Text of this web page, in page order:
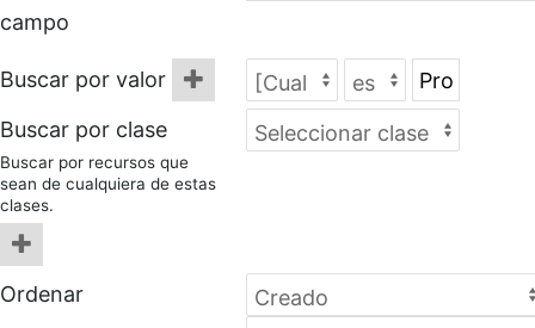
campo
Buscar por valor
Buscar por clase
Buscar por recursos que
sean de cualquiera de estas
clases.
Ordenar